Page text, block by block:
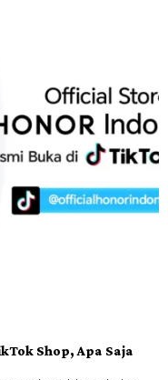
Shop, Apa Saja